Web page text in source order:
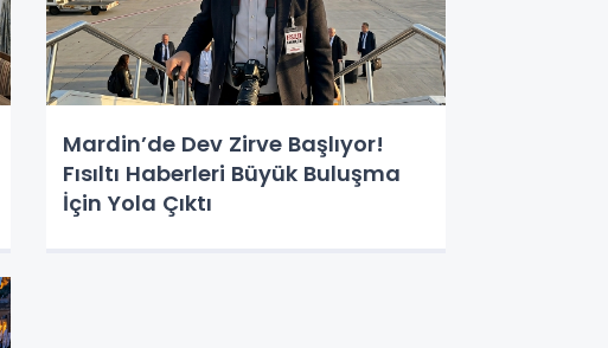
Mardin’de Dev Zirve Başlıyor!
Fısıltı Haberleri Büyük Buluşma
İçin Yola Çıktı